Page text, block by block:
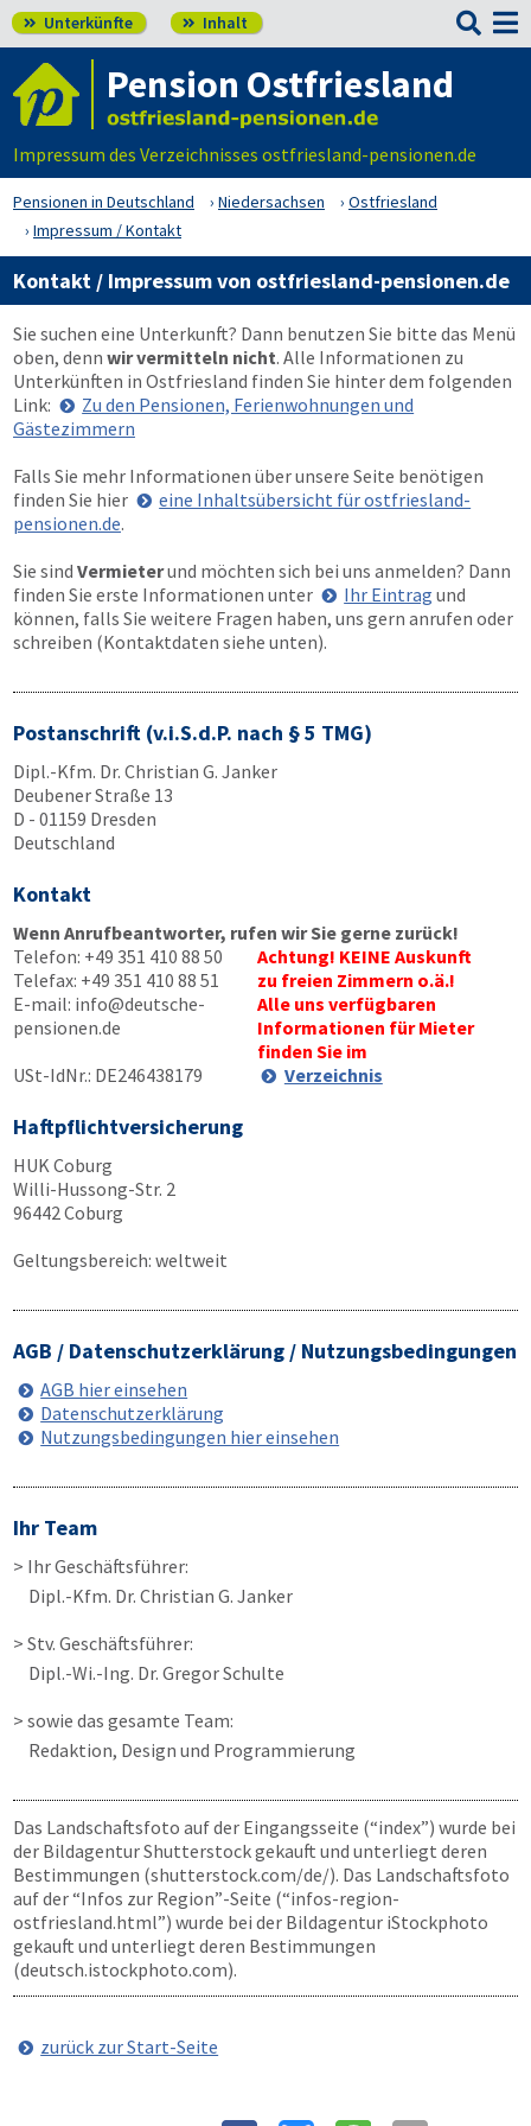
 Unterkünfte  Inhalt 
Pension Ostfriesland
Impressum des Verzeichnisses ostfriesland-pensionen.de
Pensionen in Deutschland Niedersachsen
Ostfriesland
Impressum / Kontakt
Kontakt / Impressum von ostfriesland-pensionen.de
Sie suchen eine Unterkunft? Dann benutzen Sie bitte das Menü
oben, denn wir vermitteln nicht. Alle Informationen zu
Unterkünften in Ostfriesland finden Sie hinter dem folgenden
Link:
Zu den Pensionen, Ferienwohnungen und
Gästezimmern
Falls Sie mehr Informationen über unsere Seite benötigen
finden Sie hier
eine Inhaltsübersicht für ostfriesland-
pensionen.de.
Sie sind Vermieterund möchten sich bei uns anmelden? Dann
finden Sie erste Informationen unter
Ihr Eintrag und
können, falls Sie weitere Fragen haben, uns gern anrufen oder
schreiben (Kontaktdaten siehe unten).
Postanschrift (v.i.S.d.P. nach § 5 TMG)
Dipl.-Kfm. Dr. Christian G. Janker
Deubener Straße 13
D - 01159 Dresden
Deutschland
Kontakt
Wenn Anrufbeantworter, rufen wir Sie gerne zurück!
Telefon: +49 351 410 88 50
Telefax: +49 351 410 88 51
E-mail: info@deutsche-
pensionen.de
USt-IdNr.: DE246438179
Achtung! KEINE Auskunft
zu freien Zimmern o.ä.!
Alle uns verfügbaren
Informationen für Mieter
finden Sie im
Verzeichnis
Haftpflichtversicherung
HUK Coburg
Willi-Hussong-Str. 2
96442 Coburg
Geltungsbereich: weltweit
AGB / Datenschutzerklärung / Nutzungsbedingungen
AGB hier einsehen
Datenschutzerklärung
Nutzungsbedingungen hier einsehen
Ihr Team
> Ihr Geschäftsführer:
Dipl.-Kfm. Dr. Christian G. Janker
> Stv. Geschäftsführer:
Dipl.-Wi.-Ing. Dr. Gregor Schulte
> sowie das gesamte Team:
Redaktion, Design und Programmierung
Das Landschaftsfoto auf der Eingangsseite (“index”) wurde bei
der Bildagentur Shutterstock gekauft und unterliegt deren
Bestimmungen (shutterstock.com/de/). Das Landschaftsfoto
auf der “Infos zur Region”-Seite (“infos-region-
ostfriesland.html”) wurde bei der Bildagentur iStockphoto
gekauft und unterliegt deren Bestimmungen
(deutsch.istockphoto.com).
zurück zur Start-Seite